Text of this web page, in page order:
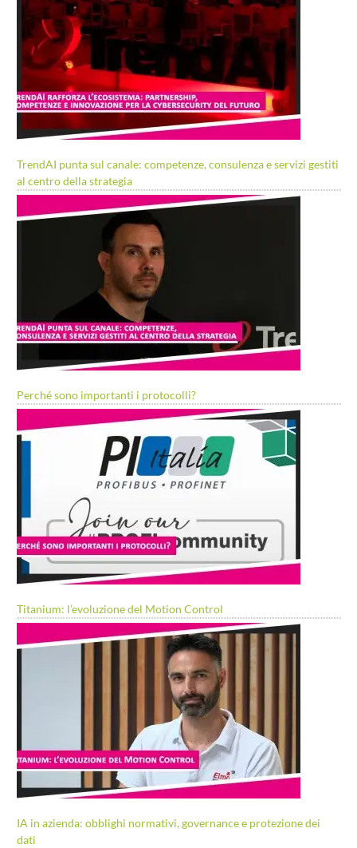
TrendAI punta sul canale: competenze, consulenza e servizi gestiti
al centro della strategia
Perché sono importanti i protocolli?
Titanium: l’evoluzione del Motion Control
IA in azienda: obblighi normativi, governance e protezione dei
dati